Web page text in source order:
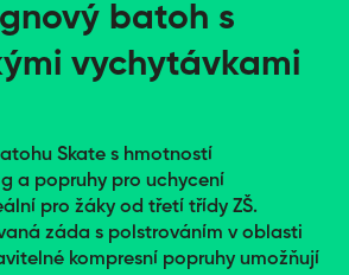
batoh s
vychytávkami
Skate s hmotností
a popruhy pro uchycení
pro žáky od třetí třídy ZŠ.
záda s polstrováním v oblasti
kompresní popruhy umožňují